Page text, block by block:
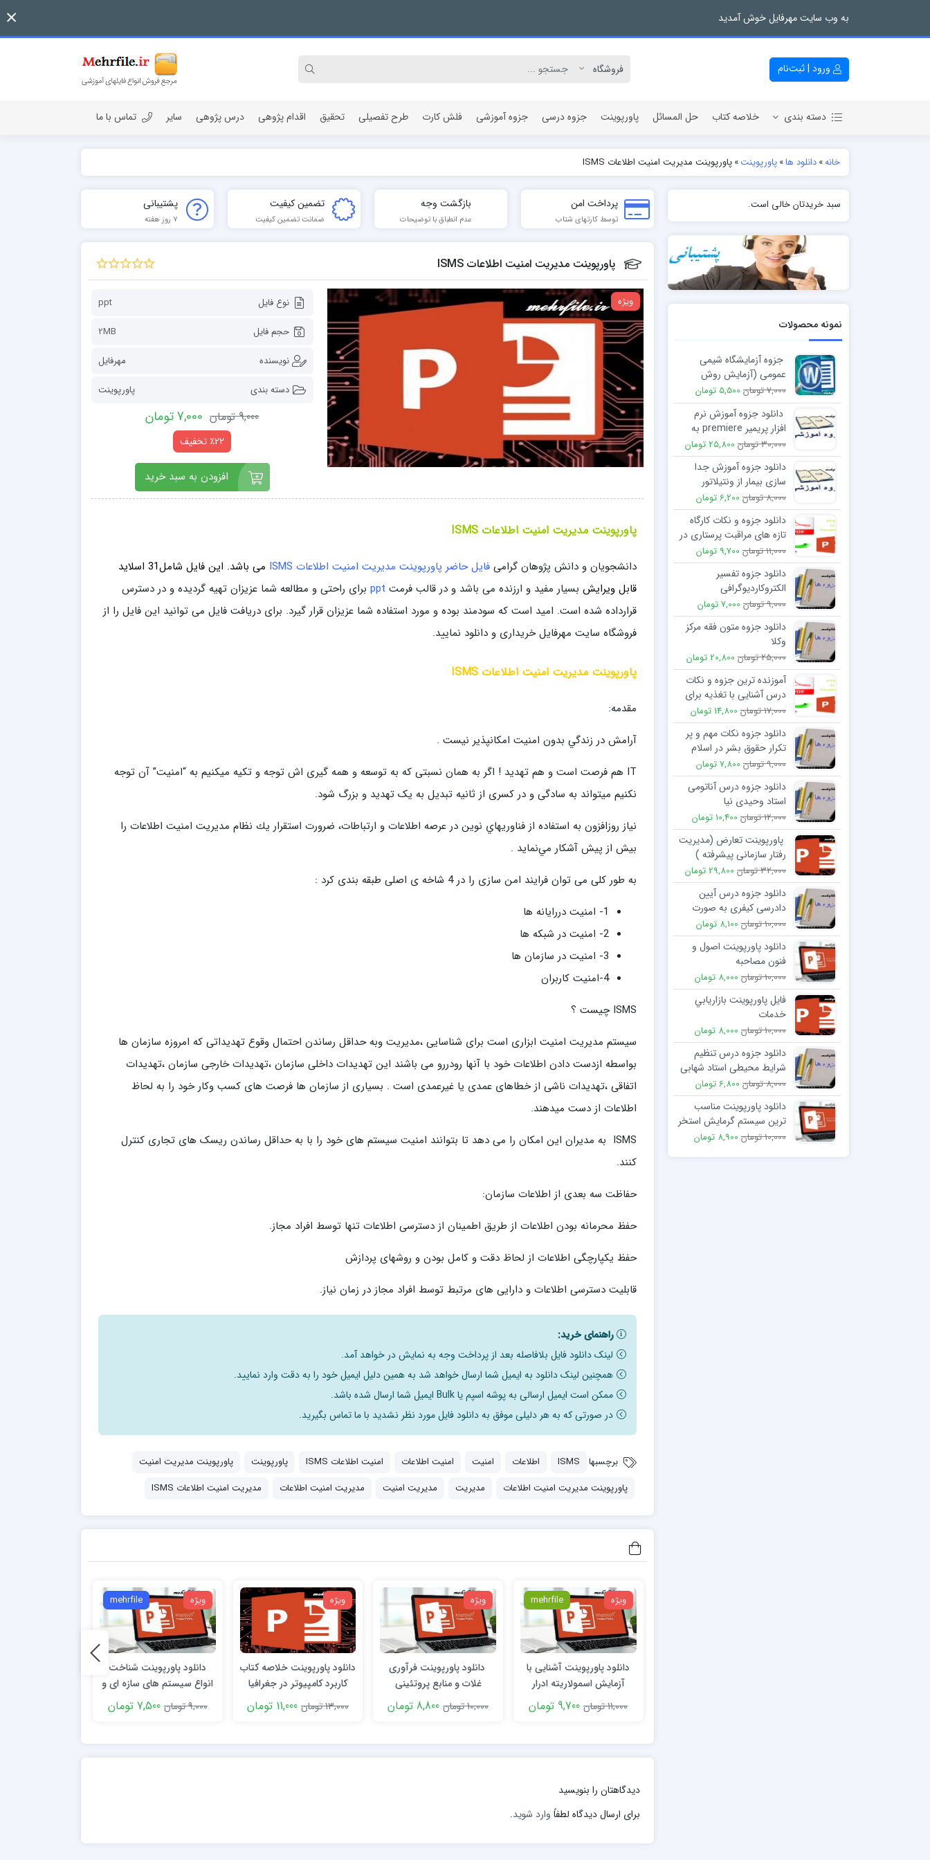
به وب سایت مهرفایل خوش آمدید
ورود | ثبت‌نام
دسته بندی
مقاله پژوهشی
خلاصه کتاب حل المسائل پاورپوینت جزوه درسی جزوه آموزشی فلش کارت طرح تفصیلی تحقیق اقدام پژوهی درس پژوهی سایر تماس با ما
خانه»دانلود ها»پاورپوینت»پاورپوینت مدیریت امنیت اطلاعات ISMS
پرداخت امن
توسط کارتهای شتاب
بازگشت وجه
عدم انطباق با توضیحات
تضمین کیفیت
ضمانت تضمین کیفیت
پشتیبانی
7 روز هفته
پاورپوینت مدیریت امنیت اطلاعات ISMS
ویژه نوع فایل
ppt
حجم فایل
2MB
نویسنده
مهرفایل
دسته بندی
پاورپوینت
9,000 تومان 7,000 تومان
٪22 تخفیف
افزودن به سبد خرید
پاورپوینت مدیریت امنیت اطلاعات ISMS
دانشجویان و دانش پژوهان گرامی فایل حاضر پاورپوینت مدیریت امنیت اطلاعات ISMS می باشد. این فایل
شامل31 اسلاید
قابل ویرایش بسیار مفید و ارزنده می باشد و در قالب فرمت
برای راحتی و مطالعه شما عزیزان تهیه گردیده و در دسترس
قرارداده شده است. امید است که سودمند بوده و مورد استفاده شما عزیزان قرار گیرد. برای دریافت فایل می توانید این فایل را از
فروشگاه سایت مهرفایل خریداری و دانلود نمایید.
پاورپوینت مدیریت امنیت اطلاعات ISMS
مقدمه:
آرامش در زندگي بدون امنيت امکانپذير نيست .
IT هم فرصت است و هم تهدید ! اگر به همان نسبتی که به توسعه و همه گیری اش توجه و تکیه میکنیم به “امنیت” آن توجه
نکنیم میتواند به سادگی و در کسری از ثانیه تبدیل به یک تهدید و بزرگ شود.
نياز روزافزون به استفاده از فناوريهاي نوين در عرصه اطلاعات و ارتباطات، ضرورت استقرار يك نظام مديريت امنيت اطلاعات را
بيش از پيش آشكار مي‌نمايد .
به طور کلی می توان فرایند امن سازی را در 4 شاخه ی اصلی طبقه بندی کرد :
1- امنیت دررایانه ها
2- امنیت در شبکه ها
3- امنیت در سازمان ها
4-امنیت کاربران
ISMS چيست ؟
سیستم مدیریت امنیت ابزاری است برای شناسایی ،مدیریت وبه حداقل رساندن احتمال وقوع تهدیداتی که امروزه سازمان ها
بواسطه ازدست دادن اطلاعات خود با آنها رودررو می باشند این تهدیدات داخلی سازمان ،تهدیدات خارجی سازمان ،تهدیدات
اتفاقی ،تهدیدات ناشی از خطاهای عمدی یا غیرعمدی است . بسیاری از سازمان ها فرصت های کسب وکار خود را به لحاظ
اطلاعات از دست میدهند.
ISMS به مدیران این امکان را می دهد تا بتوانند امنیت سیستم های خود را با به حداقل رساندن ریسک های تجاری کنترل
کنند.
حفاظت سه بعدی از اطلاعات سازمان:
حفظ محرمانه بودن اطلاعات از طریق اطمینان از دسترسی اطلاعات تنها توسط افراد مجاز.
حفظ یکپارچگی اطلاعات از لحاظ دقت و کامل بودن و روشهای پردازش
قابلیت دسترسی اطلاعات و دارایی های مرتبط توسط افراد مجاز در زمان نیاز.
راهنمای خرید:
لینک دانلود فایل بلافاصله بعد از پرداخت وجه به نمایش در خواهد آمد.
همچنین لینک دانلود به ایمیل شما ارسال خواهد شد به همین دلیل ایمیل خود را به دقت وارد نمایید.
ممکن است ایمیل ارسالی به پوشه اسپم یا Bulk ایمیل شما ارسال شده باشد.
در صورتی که به هر دلیلی موفق به دانلود فایل مورد نظر نشدید با ما تماس بگیرید.
برچسبها ISMS اطلاعات امنیت امنیت اطلاعات امنیت اطلاعات ISMS پاورپوینت
پاورپوینت مدیریت امنیت
پاورپوینت مدیریت امنیت اطلاعات
مدیریت مدیریت امنیت مدیریت امنیت اطلاعات مدیریت امنیت اطلاعات ISMS
ویژه mehrfile
دانلود پاورپوینت آشنایی با
آزمایش اسمولاریته ادرار
11,000 تومان
9,700 تومان
ویژه
دانلود پاورپوینت فرآوری
غلات و منابع پروتئینی
10,000 تومان
8,800 تومان
ویژه
دانلود پاورپوینت خلاصه کتاب
کاربرد کامپيوتر در جغرافيا
دکتر مهدی قرخلو13,000 تومان 11,000 تومان
ویژه mehrfile
دانلود پاورپوینت شناخت
انواع سیستم های سازه ای و
عملکرد آن ها 9,000 تومان 7,500 تومان
دیدگاهتان را بنویسید
برای ارسال دیدگاه لطفاً وارد شوید.
سبد خریدتان خالی است.
نمونه محصولات
جزوه آزمایشگاه شیمی
عمومی (آزمایش روش
استاندارد کردن یک محلول)
7,000 تومان 5,500 تومان
دانلود جزوه آموزش نرم
افزار پریمیر premiere به
زبان فارسی
30,000 تومان 25,800 تومان
دانلود جزوه آموزش جدا
سازی بيمار از ونتيلاتور
8,000 تومان 6,200 تومان
دانلود جزوه و نکات کارگاه
تازه های مراقبت پرستاری در
آسم
11,000 تومان 9,700 تومان
دانلود جزوه تفسیر
الکتروکاردیوگرافی
9,000 تومان 7,000 تومان
دانلود جزوه متون فقه مرکز
وکلا
25,000 تومان 20,800 تومان
آموزنده ترین جزوه و نکات
درس آشنایی با تغذیه برای
پیشگیری و درمان پوکی
استخوان
17,000 تومان 14,800 تومان
دانلود جزوه نکات مهم و پر
تکرار حقوق بشر در اسلام
9,000 تومان 7,800 تومان
دانلود جزوه درس آناتومی
استاد وحیدی نیا
12,000 تومان 10,400 تومان
پاورپوینت تعارض (مدیریت
رفتار سازمانی پیشرفته )
32,000 تومان 29,800 تومان
دانلود جزوه درس آیین
دادرسی کیفری به صورت
نموداری و کاربردی
10,000 تومان 8,100 تومان
دانلود پاورپوینت اصول و
فنون مصاحبه
10,000 تومان 8,000 تومان
فایل پاورپوینت بازاريابي
خدمات
10,000 تومان 8,000 تومان
دانلود جزوه درس تنظیم
شرایط محیطی استاد شهابی
8,000 تومان 6,800 تومان
دانلود پاورپوینت مناسب
ترین سیستم گرمایش استخر
ماهی
10,000 تومان 8,900 تومان